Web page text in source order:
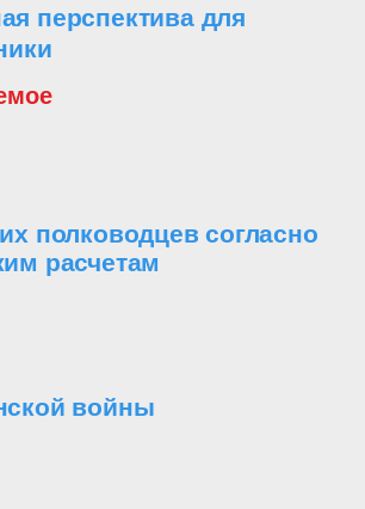
перспектива для
полководцев согласно
расчетам
войны